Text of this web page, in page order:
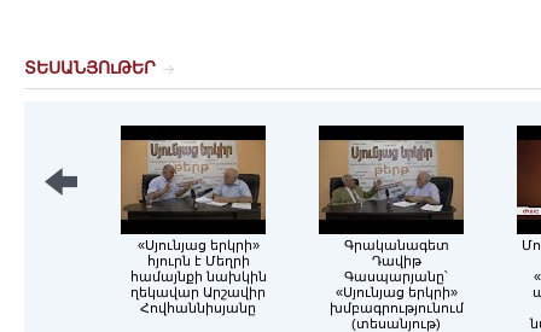
ՏԵՍԱՆՅՈւԹԵՐ
«Սյունյաց երկրի»
հյուրն է Մեղրի
համայնքի նախկին
ղեկավար Արշավիր
Հովհաննիսյանը
Գրականագետ
Դավիթ
Գասպարյանը՝
«Սյունյաց երկրի»
խմբագրությունում
(տեսանյութ)